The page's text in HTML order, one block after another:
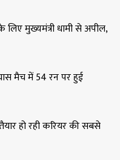
मुख्यमंत्री धामी से अपील,
मैच में 54 रन पर हुई
हो रही करियर की सबसे